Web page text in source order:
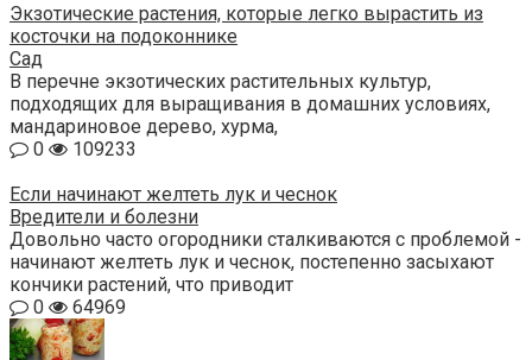
Экзотические растения, которые легко вырастить из
косточки на подоконнике
Сад
В перечне экзотических растительных культур,
подходящих для выращивания в домашних условиях,
мандариновое дерево, хурма,
0
109233
Если начинают желтеть лук и чеснок
Вредители и болезни
Довольно часто огородники сталкиваются с проблемой -
начинают желтеть лук и чеснок, постепенно засыхают
кончики растений, что приводит
0
64969